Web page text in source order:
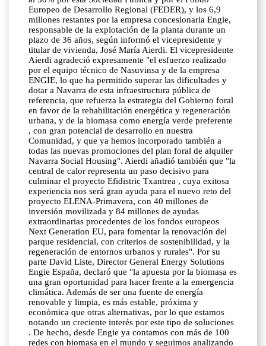
Europeo de Desarrollo Regional (FEDER), y los 6,9
millones restantes por la empresa concesionaria Engie,
responsable de la explotación de la planta durante un
plazo de 36 años, según informó el vicepresidente y
titular de vivienda, José María Aierdi. El vicepresidente
Aierdi agradeció expresamente "el esfuerzo realizado
por el equipo técnico de Nasuvinsa y de la empresa
ENGIE, lo que ha permitido superar las dificultades y
dotar a Navarra de esta infraestructura pública de
referencia, que refuerza la estrategia del Gobierno foral
en favor de la rehabilitación energética y regeneración
urbana, y de la biomasa como energía verde preferente
, con gran potencial de desarrollo en nuestra
Comunidad, y que ya hemos incorporado también a
todas las nuevas promociones del plan foral de alquiler
Navarra Social Housing". Aierdi añadió también que "la
central de calor representa un paso decisivo para
culminar el proyecto Efidistric Txantrea , cuya exitosa
experiencia nos será gran ayuda para el nuevo reto del
proyecto ELENA-Primavera, con 40 millones de
inversión movilizada y 84 millones de ayudas
extraordinarias procedentes de los fondos europeos
Next Generation EU, para fomentar la renovación del
parque residencial, con criterios de sostenibilidad, y la
regeneración de entornos urbanos y rurales". Por su
parte David Liste, Director General Energy Solutions
Engie España, declaró que "la apuesta por la biomasa es
una gran oportunidad para hacer frente a la emergencia
climática. Además de ser una fuente de energía
renovable y limpia, es más estable, próxima y
económica que otras alternativas, por lo que estamos
notando un creciente interés por este tipo de soluciones
. De hecho, desde Engie ya contamos con más de 100
redes con biomasa en el mundo y seguimos analizando